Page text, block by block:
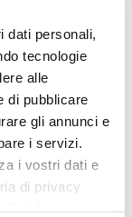
dati personali,
tecnologie
alle
di pubblicare
gli annunci e
i servizi.
i vostri dati e
di privacy
è stato